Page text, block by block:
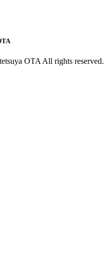
OTA All rights reserved.